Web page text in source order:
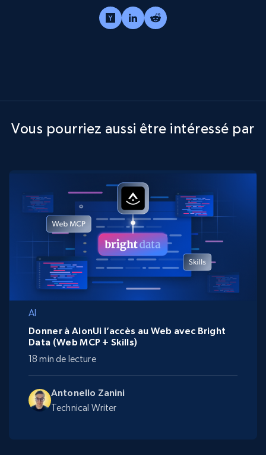
Vous pourriez aussi être intéressé par
AI
Antonello Zanini
Technical Writer
Donner à AionUi l’accès au Web avec Bright
Data (Web MCP + Skills)
18 min de lecture